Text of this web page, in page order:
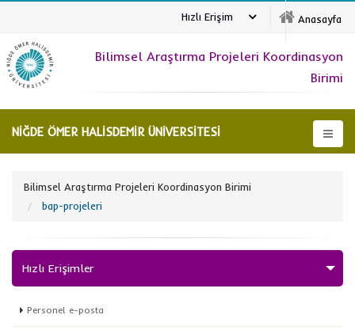
Anasayfa
Hızlı Erişim
NİĞDE ÖMER HALİSDEMİR ÜNİVERSİTESİ
Bilimsel Araştırma Projeleri Koordinasyon
Birimi
Bilimsel Araştırma Projeleri Koordinasyon Birimi
bap-projeleri
Hızlı Erişimler
Personel e-posta